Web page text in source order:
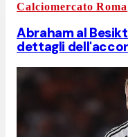
Calciomercato Roma
Abraham al
dettagli